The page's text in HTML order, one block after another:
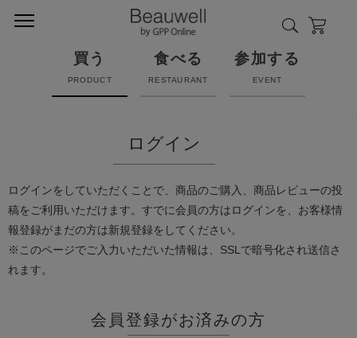
買う
PRODUCT
食べる
RESTAURANT
参加する
EVENT
ログイン
ログインをしていただくことで、商品のご購入、商品レビューの投
稿をご利用いただけます。すでに会員の方はログインを、お客様情
報登録がまだの方は新規登録をしてください。
※このページでご入力いただいた情報は、SSLで暗号化され送信さ
れます。
会員登録がお済みの方